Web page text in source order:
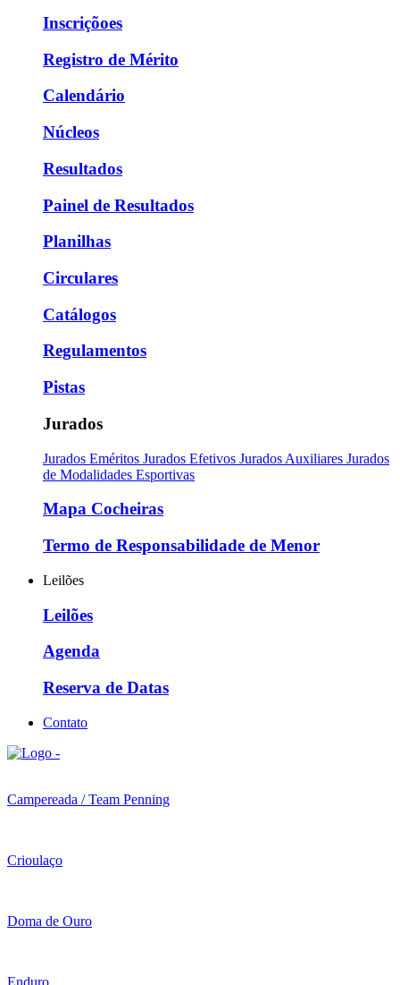
Inscriçõoes
Registro de Mérito
Calendário
Núcleos
Resultados
Painel de Resultados
Planilhas
Circulares
Catálogos
Regulamentos
Pistas
Jurados
Jurados Eméritos Jurados Efetivos Jurados Auxiliares Jurados
de Modalidades Esportivas
Mapa Cocheiras
Termo de Responsabilidade de Menor
Leilões
Leilões
Agenda
Reserva de Datas
Contato
Campereada / Team Penning
Crioulaço
Doma de Ouro
Enduro